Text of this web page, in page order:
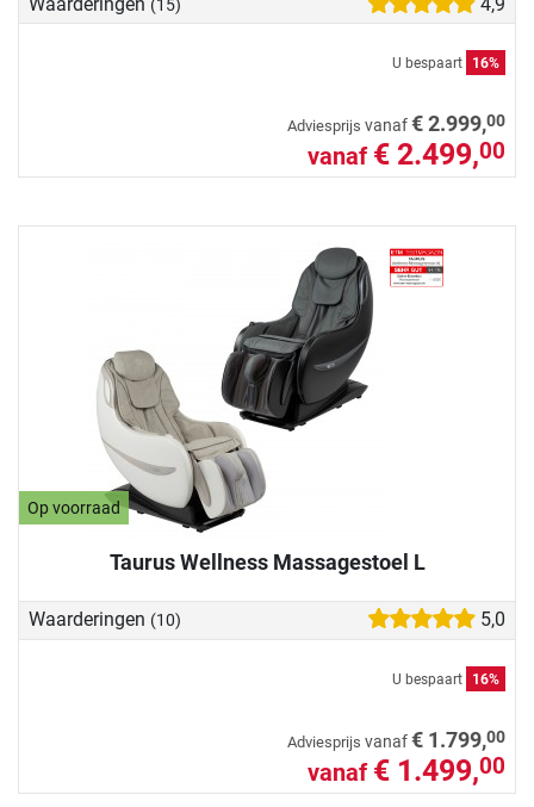
(15)
U bespaart 16%
Adviesprijs vanaf€ 2.999,00
vanaf € 2.499,00
Op voorraad
Taurus Wellness Massagestoel L
Waarderingen (10) 5,0
U bespaart 16%
Adviesprijs vanaf€ 1.799,00
vanaf € 1.499,00